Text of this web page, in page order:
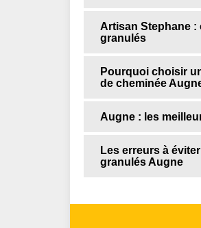
Artisan Stephane
granulés
Pourquoi choisir
de cheminée
Augne : les
Les erreurs à
granulés Augne